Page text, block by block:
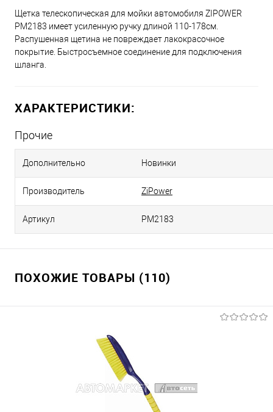
Щетка телескопическая для мойки автомобиля ZIPOWER
PM2183 имеет усиленную ручку длиной 110-178см.
Распушенная щетина не повреждает лакокрасочное
покрытие. Быстросъемное соединение для подключения
шланга.
ХАРАКТЕРИСТИКИ:
Прочие
Дополнительно Новинки
Производитель ZiPower
Артикул PM2183
ПОХОЖИЕ ТОВАРЫ (110)